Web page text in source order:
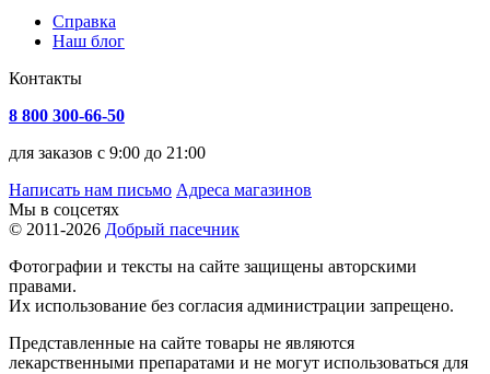
Справка
Наш блог
Контакты
8 800 300-66-50
для заказов с 9:00 до 21:00
Написать нам письмо Адреса магазинов
Мы в соцсетях
© 2011-2026 Добрый пасечник
Фотографии и тексты на сайте защищены авторскими
правами.
Их использование без согласия администрации запрещено.
Представленные на сайте товары не являются
лекарственными препаратами и не могут использоваться для